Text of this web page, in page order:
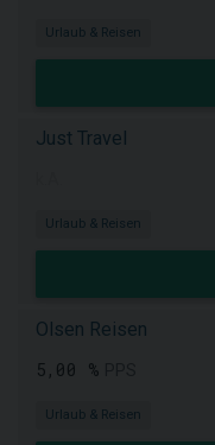
Urlaub & Reisen
Just Travel
Urlaub & Reisen
Olsen Reisen
5,00 %
Urlaub & Reisen